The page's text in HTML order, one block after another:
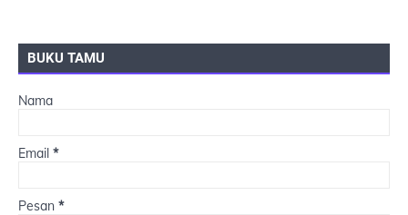
BUKU TAMU
Nama
Email *
Pesan *